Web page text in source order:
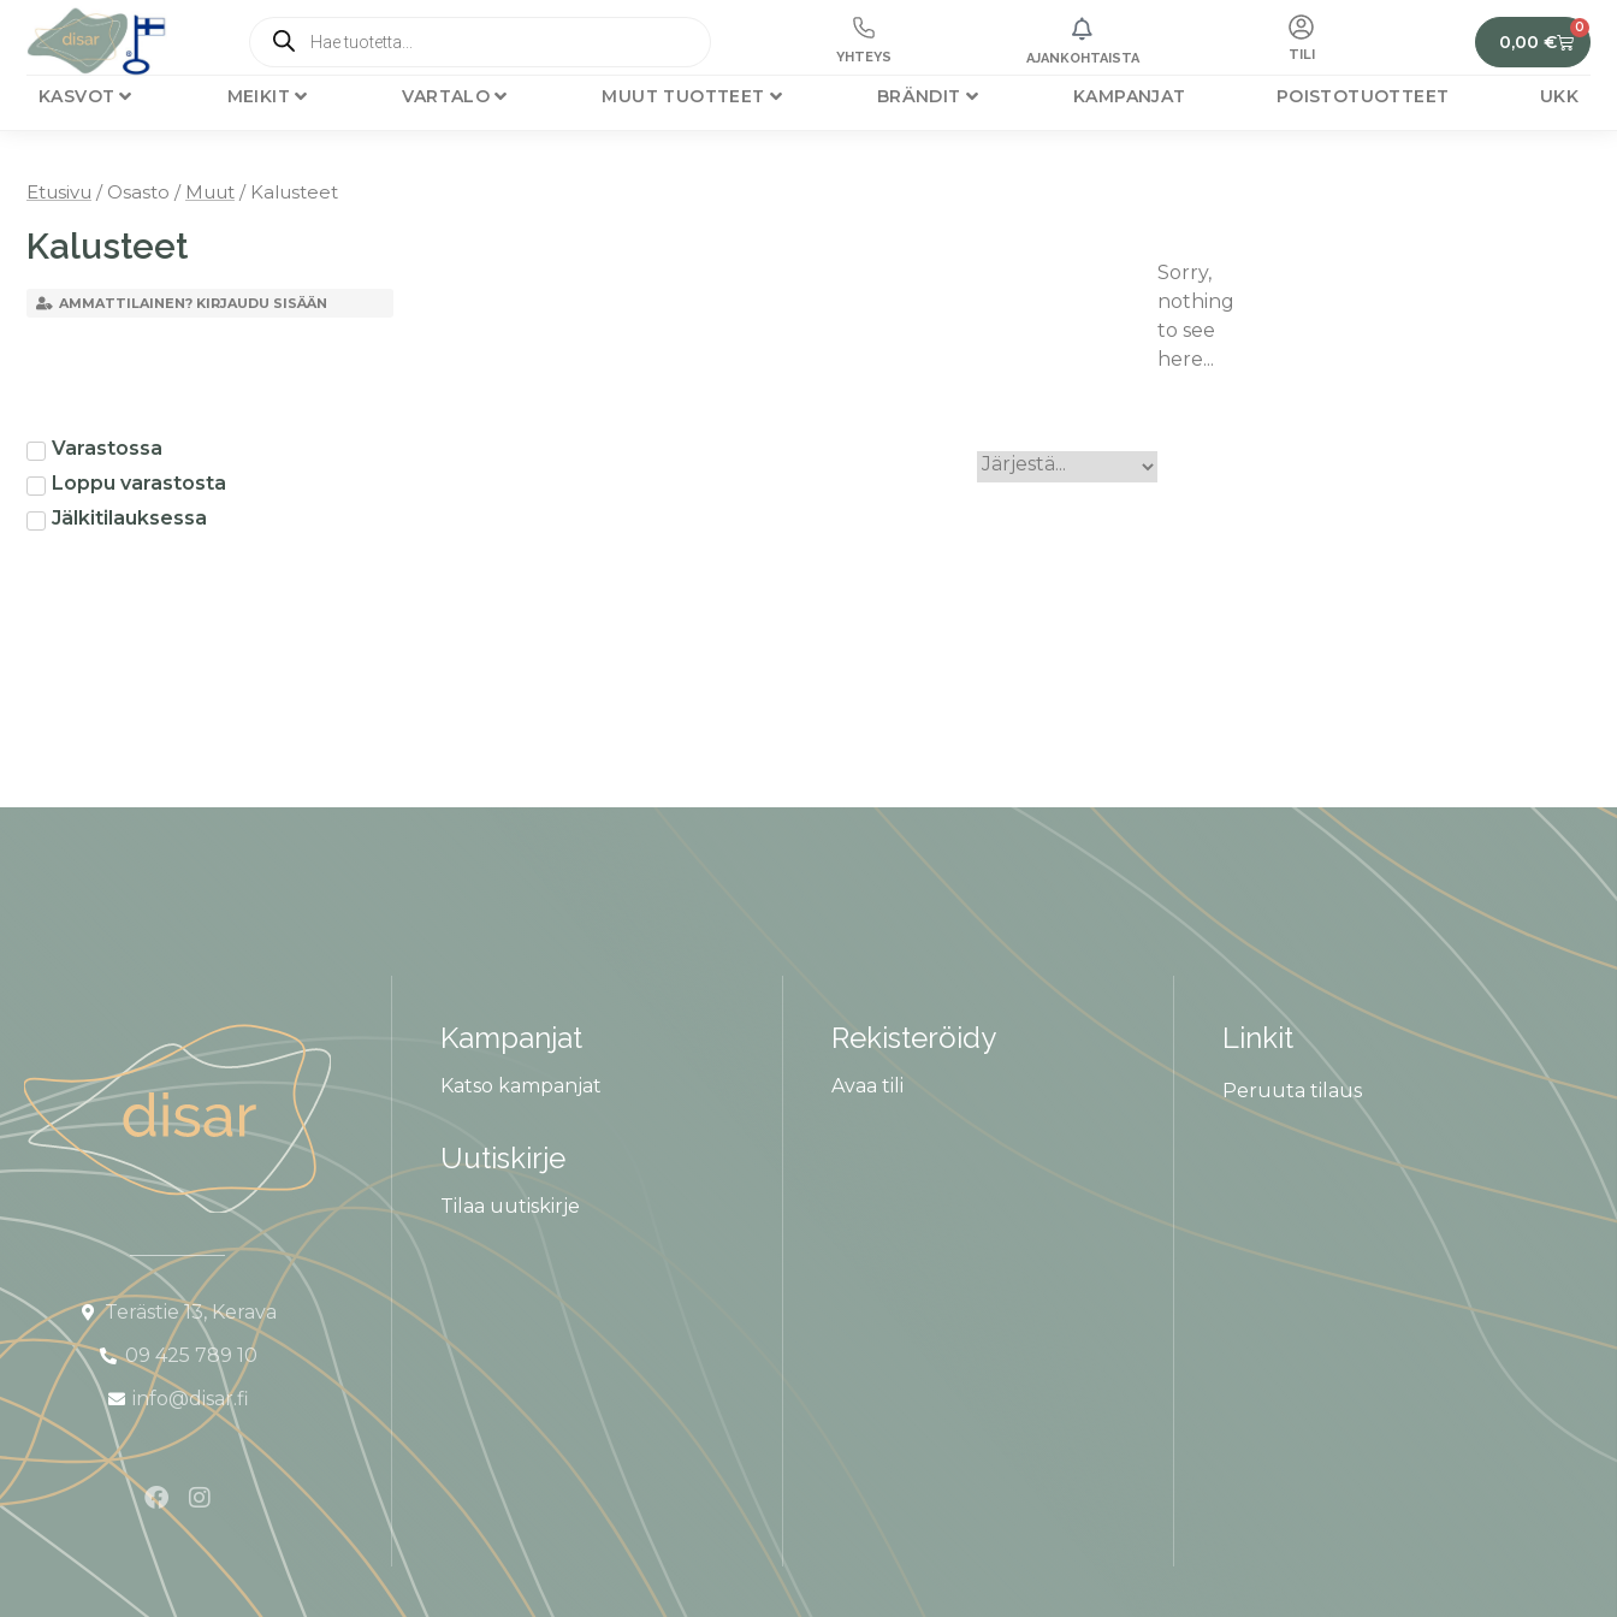
YHTEYS AJANKOHTAISTA TILI
0,00 €
0
KASVOT MEIKIT VARTALO MUUT TUOTTEET BRÄNDIT KAMPANJAT POISTOTUOTTEET UKK
Etusivu / Osasto / Muut / Kalusteet
Kalusteet
AMMATTILAINEN? KIRJAUDU SISÄÄN
Varastossa
Loppu varastosta
Jälkitilauksessa
Sorry,
nothing
to see
here...
Terästie 13, Kerava
09 425 789 10
info@disar.fi
Kampanjat
Katso kampanjat
Uutiskirje
Tilaa uutiskirje
Rekisteröidy
Avaa tili
Linkit
Peruuta tilaus